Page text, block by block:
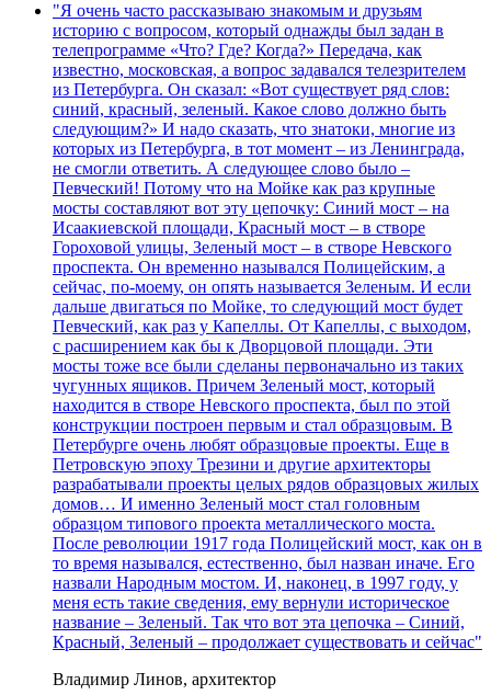
"Я очень часто рассказываю знакомым и друзьям
историю с вопросом, который однажды был задан в
телепрограмме «Что? Где? Когда?» Передача, как
известно, московская, а вопрос задавался телезрителем
из Петербурга. Он сказал: «Вот существует ряд слов:
синий, красный, зеленый. Какое слово должно быть
следующим?» И надо сказать, что знатоки, многие из
которых из Петербурга, в тот момент – из Ленинграда,
не смогли ответить. А следующее слово было –
Певческий! Потому что на Мойке как раз крупные
мосты составляют вот эту цепочку: Синий мост – на
Исаакиевской площади, Красный мост – в створе
Гороховой улицы, Зеленый мост – в створе Невского
проспекта. Он временно назывался Полицейским, а
сейчас, по-моему, он опять называется Зеленым. И если
дальше двигаться по Мойке, то следующий мост будет
Певческий, как раз у Капеллы. От Капеллы, с выходом,
с расширением как бы к Дворцовой площади. Эти
мосты тоже все были сделаны первоначально из таких
чугунных ящиков. Причем Зеленый мост, который
находится в створе Невского проспекта, был по этой
конструкции построен первым и стал образцовым. В
Петербурге очень любят образцовые проекты. Еще в
Петровскую эпоху Трезини и другие архитекторы
разрабатывали проекты целых рядов образцовых жилых
домов… И именно Зеленый мост стал головным
образцом типового проекта металлического моста.
После революции 1917 года Полицейский мост, как он в
то время назывался, естественно, был назван иначе. Его
назвали Народным мостом. И, наконец, в 1997 году, у
меня есть такие сведения, ему вернули историческое
название – Зеленый. Так что вот эта цепочка – Синий,
Красный, Зеленый – продолжает существовать и сейчас"
Владимир Линов, архитектор